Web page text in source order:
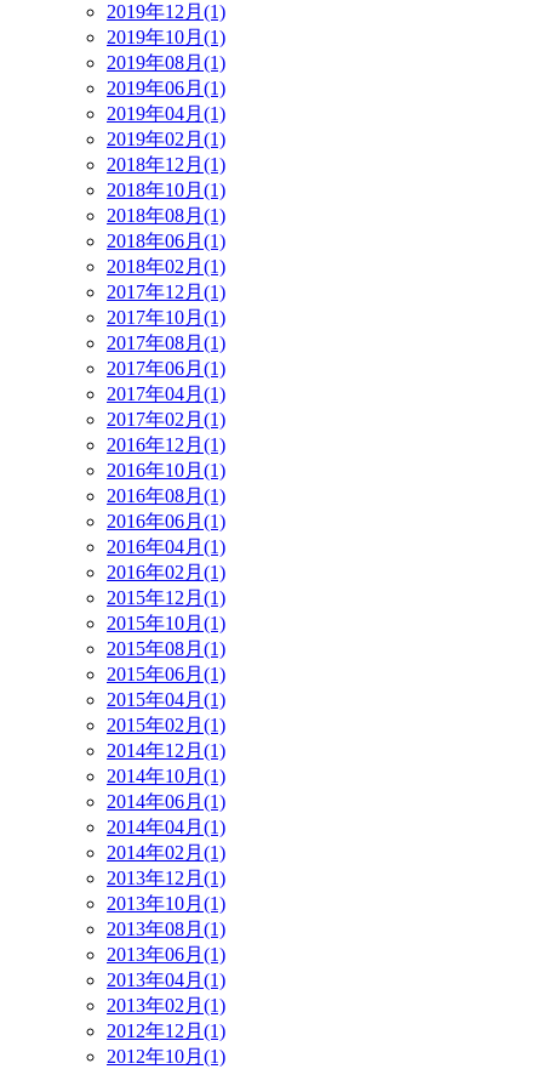
2019年12月(1)
2019年10月(1)
2019年08月(1)
2019年06月(1)
2019年04月(1)
2019年02月(1)
2018年12月(1)
2018年10月(1)
2018年08月(1)
2018年06月(1)
2018年02月(1)
2017年12月(1)
2017年10月(1)
2017年08月(1)
2017年06月(1)
2017年04月(1)
2017年02月(1)
2016年12月(1)
2016年10月(1)
2016年08月(1)
2016年06月(1)
2016年04月(1)
2016年02月(1)
2015年12月(1)
2015年10月(1)
2015年08月(1)
2015年06月(1)
2015年04月(1)
2015年02月(1)
2014年12月(1)
2014年10月(1)
2014年06月(1)
2014年04月(1)
2014年02月(1)
2013年12月(1)
2013年10月(1)
2013年08月(1)
2013年06月(1)
2013年04月(1)
2013年02月(1)
2012年12月(1)
2012年10月(1)